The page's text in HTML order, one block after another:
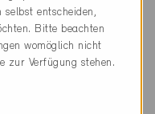
entscheiden,
Bitte beachten
womöglich nicht
zur Verfügung stehen.